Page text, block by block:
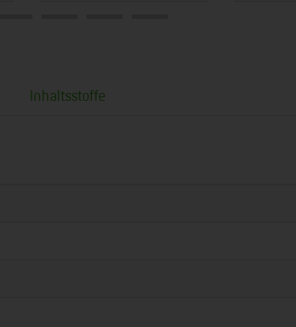
Inhaltsstoffe